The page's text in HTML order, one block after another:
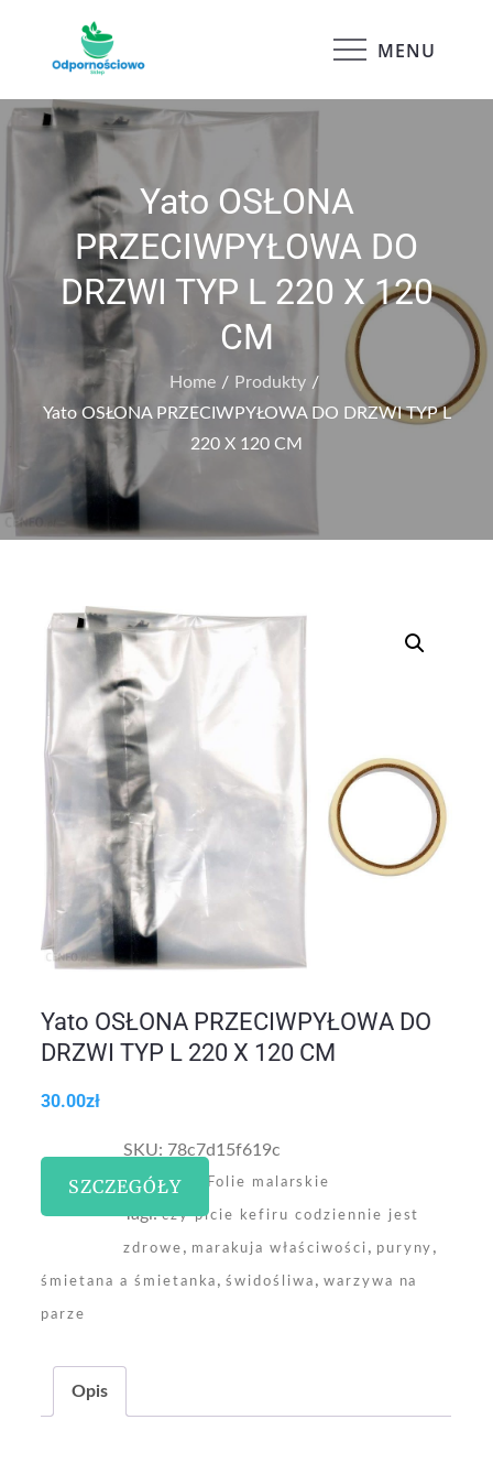
Odpornościowo MENU
Yato OSŁONA
PRZECIWPYŁOWA DO
DRZWI TYP L 220 X 120
CM
Home
Produkty
Yato OSŁONA PRZECIWPYŁOWA DO DRZWI TYP L
220 X 120 CM
Yato OSŁONA PRZECIWPYŁOWA DO
DRZWI TYP L 220 X 120 CM
30.00zł
SZCZEGÓŁY
SKU: 78c7d15f619c
Kategoria:
Folie malarskie
Tagi:czy picie kefiru codziennie jest
zdrowe , marakuja właściwości , puryny ,
śmietana a śmietanka ,świdośliwa , warzywa na
parze
Opis